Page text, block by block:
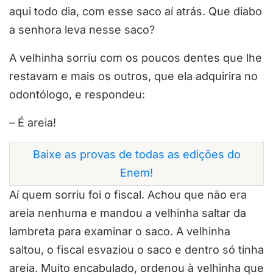
aqui todo dia, com esse saco aí atrás. Que diabo
a senhora leva nesse saco?
A velhinha sorriu com os poucos dentes que lhe
restavam e mais os outros, que ela adquirira no
odontólogo, e respondeu:
– É areia!
Baixe as provas de todas as edições do
Enem!
Aí quem sorriu foi o fiscal. Achou que não era
areia nenhuma e mandou a velhinha saltar da
lambreta para examinar o saco. A velhinha
saltou, o fiscal esvaziou o saco e dentro só tinha
areia. Muito encabulado, ordenou à velhinha que